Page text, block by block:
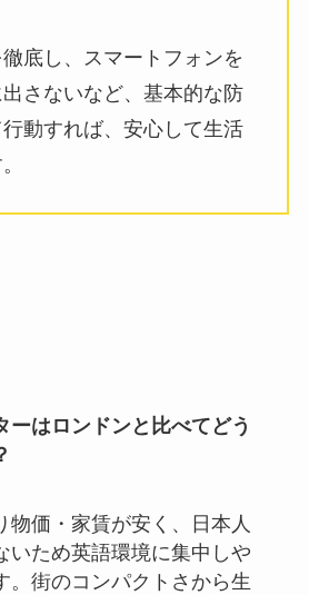
底し、スマートフォンを
さないなど、基本的な防
動すれば、安心して生活
ーはロンドンと比べてどう
物価・家賃が安く、日本人
いため英語環境に集中しや
。街のコンパクトさから生